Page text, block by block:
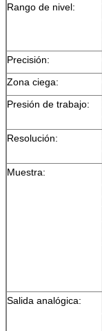
Rango de nivel:
Precisión:
Zona ciega:
Presión de trabajo:
Resolución:
Muestra:
Salida analógica: